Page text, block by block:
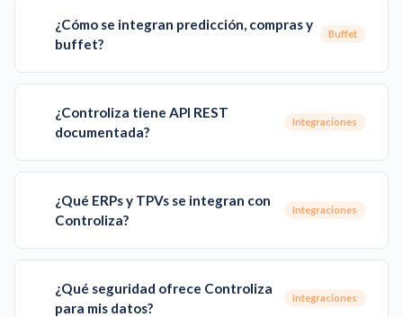
¿Cómo se integran predicción, compras y
buffet?
Buffet
¿Controliza tiene API REST
documentada?
Integraciones
¿Qué ERPs y TPVs se integran con
Controliza?
Integraciones
¿Qué seguridad ofrece Controliza
para mis datos?
Integraciones